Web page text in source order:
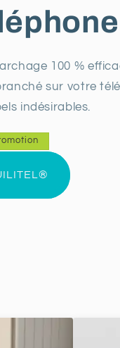
100 %
sur votre
indésirables.